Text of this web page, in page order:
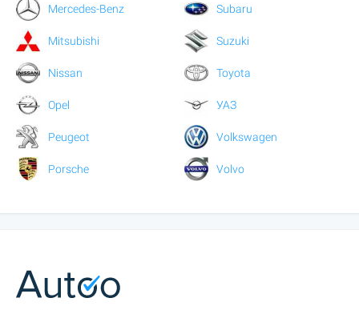
Mercedes-Benz
Mitsubishi
Nissan
Opel
Peugeot
Porsche
Subaru
Suzuki
Toyota
УАЗ
Volkswagen
Volvo